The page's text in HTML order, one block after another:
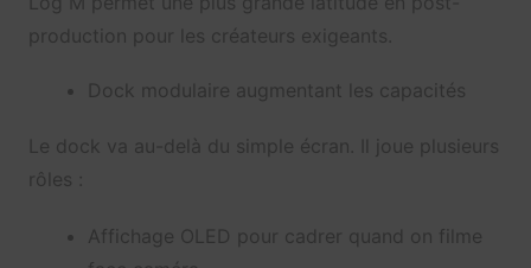
production pour les créateurs exigeants.
Dock modulaire augmentant les capacités
Le dock va au-delà du simple écran. Il joue plusieurs
rôles :
Affichage OLED pour cadrer quand on filme